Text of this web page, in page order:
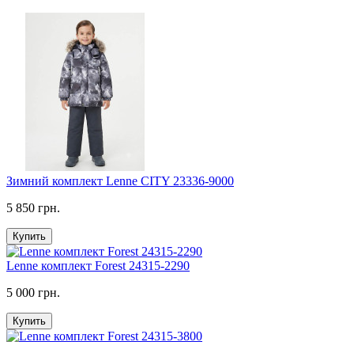
Зимний комплект Lenne CITY 23336-9000
5 850 грн.
Купить
Lenne комплект Forest 24315-2290
5 000 грн.
Купить